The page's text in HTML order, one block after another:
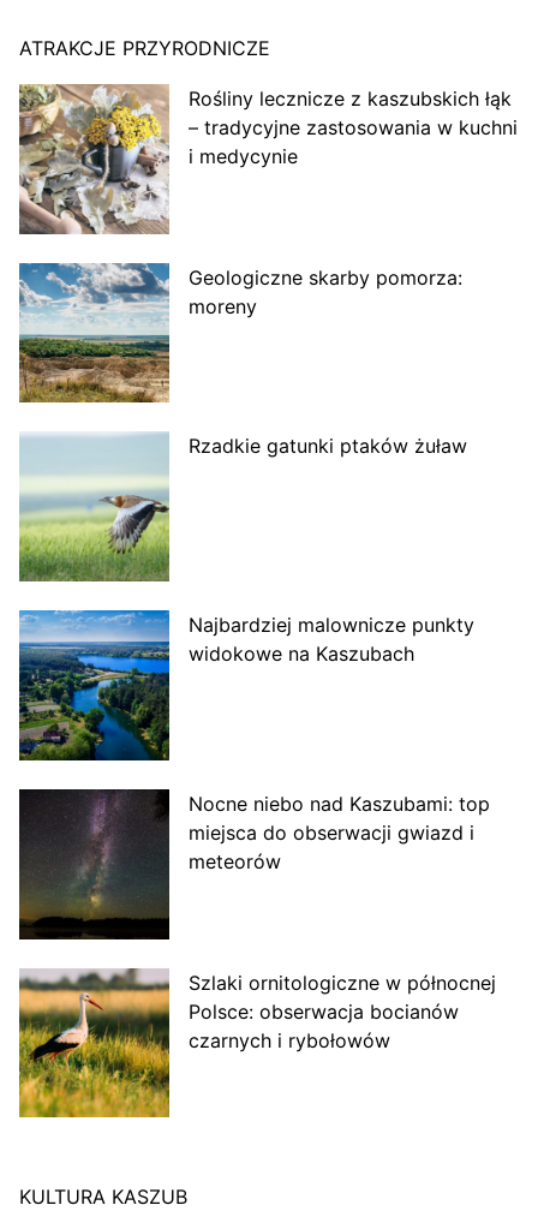
ATRAKCJE PRZYRODNICZE
Rośliny lecznicze z kaszubskich łąk
– tradycyjne zastosowania w kuchni
i medycynie
Geologiczne skarby pomorza:
moreny
Rzadkie gatunki ptaków żuław
Najbardziej malownicze punkty
widokowe na Kaszubach
Nocne niebo nad Kaszubami: top
miejsca do obserwacji gwiazd i
meteorów
Szlaki ornitologiczne w północnej
Polsce: obserwacja bocianów
czarnych i rybołowów
KULTURA KASZUB